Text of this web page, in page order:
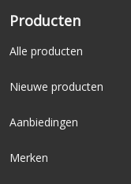
Producten
Alle producten
Nieuwe producten
Aanbiedingen
Merken